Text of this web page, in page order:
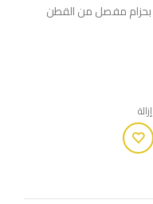
بحزام مفصل من القطن
إزالة